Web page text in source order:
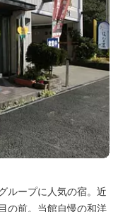
ループに人気の宿。近
の前。当館自慢の和洋